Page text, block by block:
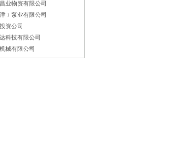
业物资有限公司
﹞泵业有限公司
资公司
科技有限公司
械有限公司